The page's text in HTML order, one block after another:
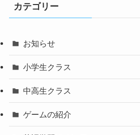
カテゴリー
お知らせ
小学生クラス
中高生クラス
ゲームの紹介